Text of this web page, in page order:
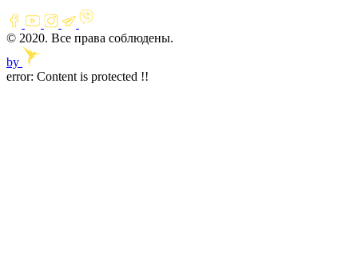
© 2020. Все права соблюдены.
by
error: Content is protected !!